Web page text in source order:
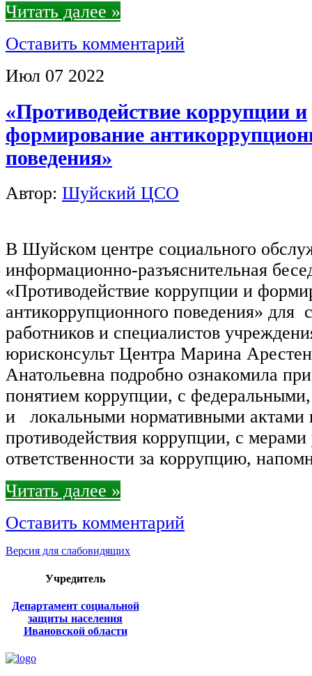
Читать далее »
Оставить комментарий
Июл 07 2022
«Противодействие коррупции и
формирование
поведения»
Автор: Шуйский ЦСО
В Шуйском центре социального
информационно-разъяснительная
«Противодействие коррупции и
антикоррупционного поведения» для
работников и специалистов
юрисконсульт Центра Марина
Анатольевна подробно ознакомила
понятием коррупции, с
и локальными нормативными актами
противодействия коррупции, с мерами
ответственности за коррупцию,
Читать далее »
Оставить комментарий
Версия для слабовидящих
Учредитель
Департамент социальной
защиты населения
Ивановской области